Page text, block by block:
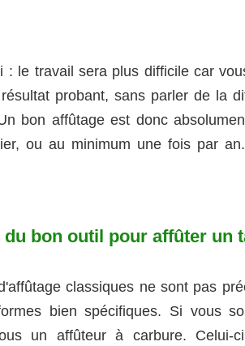
: le travail sera plus difficile car
probant, sans parler de la
bon affûtage est donc
ou au minimum une fois par
du bon outil pour affûter un
classiques ne sont pas
bien spécifiques. Si vous
un affûteur à carbure.